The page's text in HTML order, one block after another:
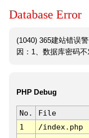
Database Error
(1040) 365建站错误
因：1、数据库密码不
PHP Debug
No. File
1
/index.php